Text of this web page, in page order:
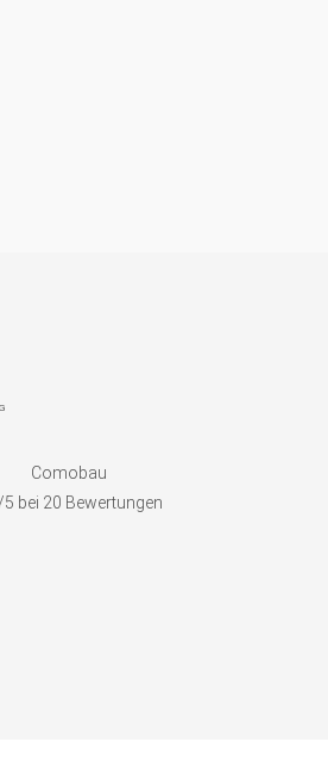
Comobau
/5 bei 20 Bewertungen